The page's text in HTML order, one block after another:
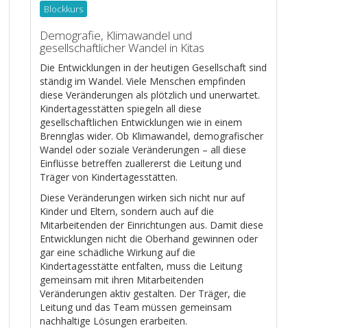
Blockkurs
Demografie, Klimawandel und
gesellschaftlicher Wandel in Kitas
Die Entwicklungen in der heutigen Gesellschaft sind
ständig im Wandel. Viele Menschen empfinden
diese Veränderungen als plötzlich und unerwartet.
Kindertagesstätten spiegeln all diese
gesellschaftlichen Entwicklungen wie in einem
Brennglas wider. Ob Klimawandel, demografischer
Wandel oder soziale Veränderungen – all diese
Einflüsse betreffen zuallererst die Leitung und
Träger von Kindertagesstätten.
Diese Veränderungen wirken sich nicht nur auf
Kinder und Eltern, sondern auch auf die
Mitarbeitenden der Einrichtungen aus. Damit diese
Entwicklungen nicht die Oberhand gewinnen oder
gar eine schädliche Wirkung auf die
Kindertagesstätte entfalten, muss die Leitung
gemeinsam mit ihren Mitarbeitenden
Veränderungen aktiv gestalten. Der Träger, die
Leitung und das Team müssen gemeinsam
nachhaltige Lösungen erarbeiten.